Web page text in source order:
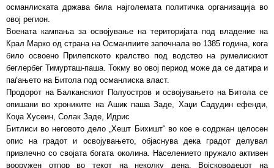
османлиската држава била најголемата политичка организација во
овој регион.
Воената кампања за освојување на територијата под владение на
Крал Марко од страна на Османлиите започнала во 1385 година, кога
било освоено Прилепското кралство под водство на румелискиот
беглербег Тимурташ-паша. Токму во овој период може да се датира и
паѓањето на Битола под османлиска власт.
Продорот на Балканскиот Полуостров и освојувањето на Битола се
опишани во хрониките на Ашик паша Заде, Хаџи Садудин ефенди,
Коџа Хусеин, Солак Заде, Идрис
Битлиси во неговото дело „Хешт Бихишт“ во кое е содржан целосен
опис на градот и освојувањето, објаснува дека градот делувал
привлечно со својата богата околина. Населението пружало активен
вооружен отпор во текот на неколку дена. Војсководецот на